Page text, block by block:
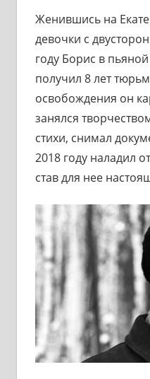
Женившись на
девочки с
году Борис в
получил 8 лет
освобождения он
занялся
стихи, снимал
2018 году наладил
став для нее